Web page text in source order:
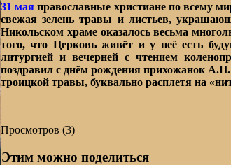
31 мая православные христиане по всему
свежая зелень травы и листьев,
Никольском храме оказалось весьма
того, что Церковь живёт и у неё есть
литургией и вечерней с чтением
поздравил с днём рождения прихожанок
троицкой травы, буквально расплетя на
Просмотров (3)
Этим можно поделиться